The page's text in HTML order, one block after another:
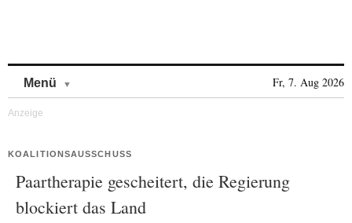
Menü Fr, 7. Aug 2026
KOALITIONSAUSSCHUSS
Paartherapie gescheitert, die Regierung
blockiert das Land